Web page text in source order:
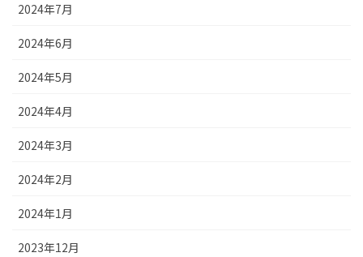
2024年7月
2024年6月
2024年5月
2024年4月
2024年3月
2024年2月
2024年1月
2023年12月